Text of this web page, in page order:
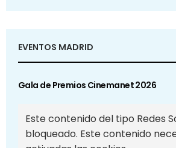
EVENTOS MADRID
Gala de Premios Cinemanet 2026
Este contenido del tipo Redes
bloqueado. Este contenido